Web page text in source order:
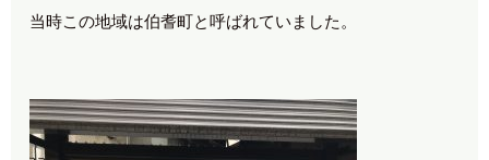
当時この地域は伯耆町と呼ばれていました。